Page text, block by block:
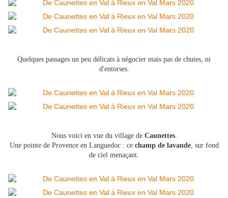
Quelques passages un peu délicats à négocier mais pas de chutes, ni
d'entorses.
Nous voici en vue du village de Caunettes.
Une pointe de Provence en Languedoc : ce champ de lavande, sur fond
de ciel menaçant.